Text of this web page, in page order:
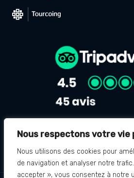
Nous respectons votre vie
Nous utilisons des cookies pour
de navigation et analyser notre
accepter », vous consentez à notre
Avis Google